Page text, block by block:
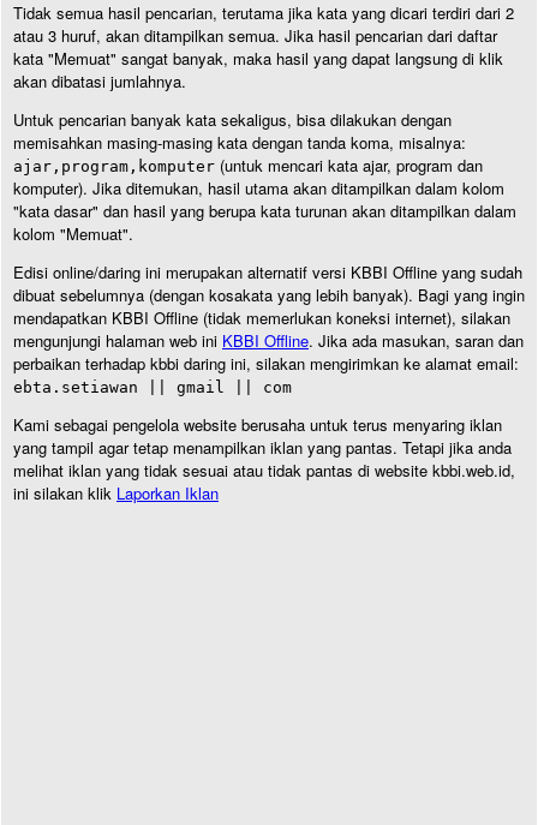
Tidak semua hasil pencarian, terutama jika kata yang dicari terdiri dari 2
atau 3 huruf, akan ditampilkan semua. Jika hasil pencarian dari daftar
kata "Memuat" sangat banyak, maka hasil yang dapat langsung di klik
akan dibatasi jumlahnya.
Untuk pencarian banyak kata sekaligus, bisa dilakukan dengan
memisahkan masing-masing kata dengan tanda koma, misalnya:
ajar,program,komputer (untuk mencari kata ajar, program dan
komputer). Jika ditemukan, hasil utama akan ditampilkan dalam kolom
"kata dasar" dan hasil yang berupa kata turunan akan ditampilkan dalam
kolom "Memuat".
Edisi online/daring ini merupakan alternatif versi KBBI Offline yang sudah
dibuat sebelumnya (dengan kosakata yang lebih banyak). Bagi yang ingin
mendapatkan KBBI Offline (tidak memerlukan koneksi internet), silakan
mengunjungi halaman web ini KBBI Offline. Jika ada masukan, saran dan
perbaikan terhadap kbbi daring ini, silakan mengirimkan ke alamat email:
ebta.setiawan || gmail || com
Kami sebagai pengelola website berusaha untuk terus menyaring iklan
yang tampil agar tetap menampilkan iklan yang pantas. Tetapi jika anda
melihat iklan yang tidak sesuai atau tidak pantas di website kbbi.web.id,
ini silakan klik Laporkan Iklan